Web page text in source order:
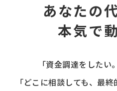
あなたの
本気で
「資金調達をしたい
「どこに相談しても、最